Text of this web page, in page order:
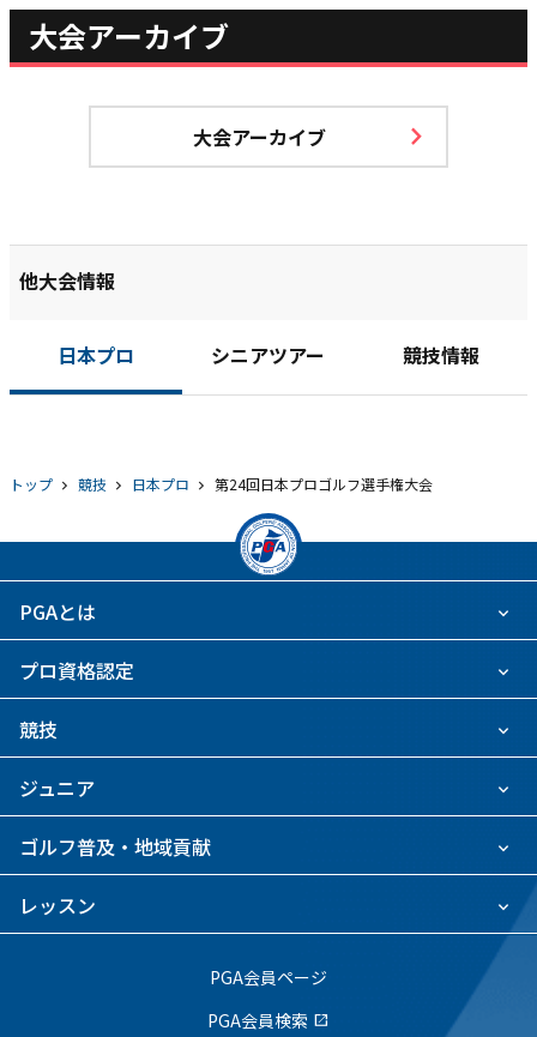
大会アーカイブ
大会アーカイブ
他大会情報
日本プロ シニアツアー 競技情報
トップ 競技 日本プロ 第24回日本プロゴルフ選手権大会
PGAとは
プロ資格認定
競技
ジュニア
ゴルフ普及・地域貢献
レッスン
PGA会員ページ
PGA会員検索 open_in_new